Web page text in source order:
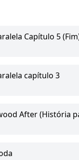
Capítulo 5
capítulo 3
(História paralela,